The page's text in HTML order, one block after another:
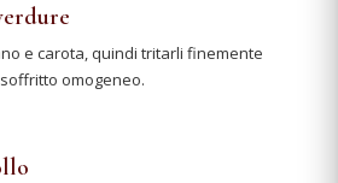
e carota, quindi tritarli finemente
omogeneo.